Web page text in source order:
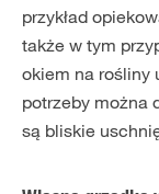
przykład
także w tym
okiem na rośliny
potrzeby można
są bliskie